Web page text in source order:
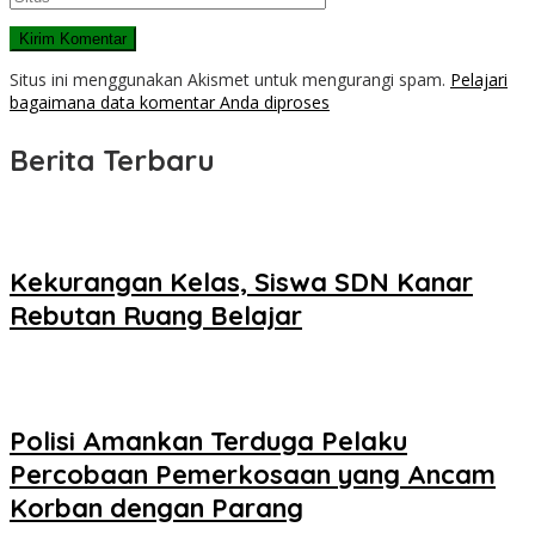
Situs ini menggunakan Akismet untuk mengurangi spam. Pelajari
bagaimana data komentar Anda diproses
Berita Terbaru
Kekurangan Kelas, Siswa SDN Kanar
Rebutan Ruang Belajar
Polisi Amankan Terduga Pelaku
Percobaan Pemerkosaan yang Ancam
Korban dengan Parang